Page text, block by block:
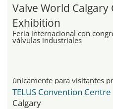
Valve World
Exhibition
Feria internacional con
válvulas industriales
únicamente para visitantes
TELUS Convention Centre
Calgary